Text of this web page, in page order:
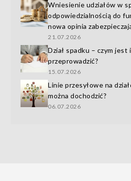
Wniesienie udziałów w
odpowiedzialnością do
nowa opinia
21.07.2026
Dział spadku – czym jest
przeprowadzić?
15.07.2026
Linie przesyłowe na
można dochodzić?
06.07.2026